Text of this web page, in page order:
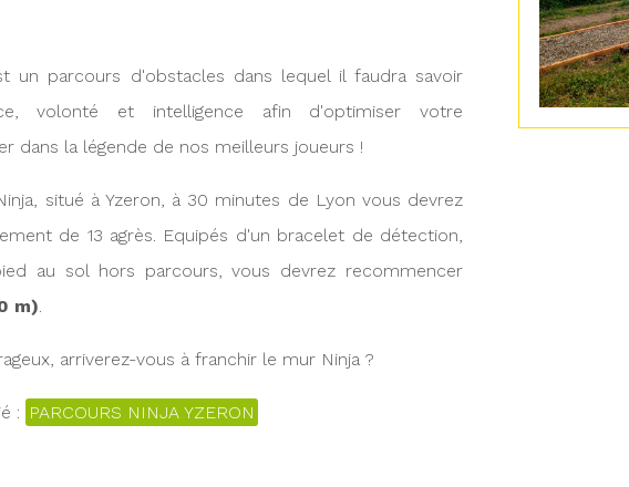
un parcours d'obstacles dans lequel il faudra savoir
volonté et intelligence afin d'optimiser votre
dans la légende de nos meilleurs joueurs !
situé à Yzeron, à 30 minutes de Lyon vous devrez
de 13 agrès. Equipés d'un bracelet de détection,
au sol hors parcours, vous devrez recommencer
m)
arriverez-vous à franchir le mur Ninja ?
: PARCOURS NINJA YZERON